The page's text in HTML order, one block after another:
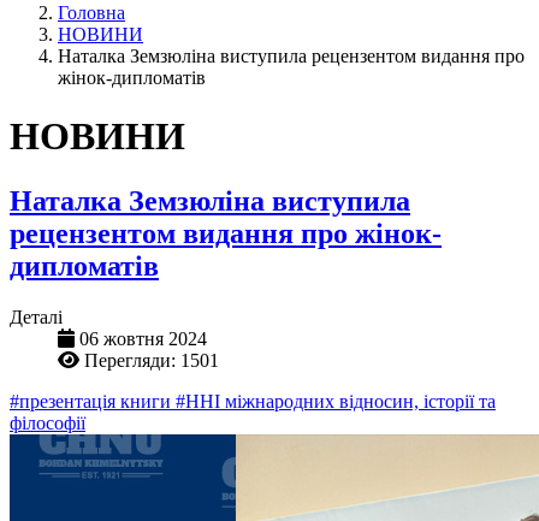
Головна
НОВИНИ
Наталка Земзюліна виступила рецензентом видання про
жінок-дипломатів
НОВИНИ
Наталка Земзюліна виступила
рецензентом видання про жінок-
дипломатів
Деталі
06 жовтня 2024
Перегляди: 1501
#презентація книги #ННІ міжнародних відносин, історії та
філософії